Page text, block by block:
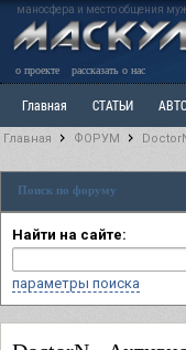
маносфера и место общения
о проекте рассказать о нас
Главная СТАТЬИ
РАЗДЕЛ: Разное
Главная ФОРУМ
Поиск по форуму
Найти на сайте:
параметры поиска